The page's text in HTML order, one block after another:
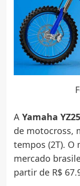
A Yamaha
de motocross,
tempos (2T). O
mercado
partir de R$